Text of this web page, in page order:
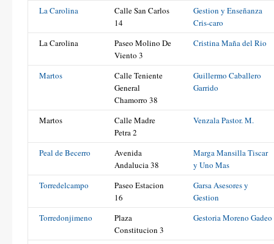
La Carolina
Calle San Carlos
14
Gestion y Enseñanza
Cris-caro
La Carolina
Paseo Molino De
Viento 3
Cristina Maña del Rio
Martos
Calle Teniente
General
Chamorro 38
Guillermo Caballero
Garrido
Martos
Calle Madre
Petra 2
Venzala Pastor. M.
Peal de Becerro
Avenida
Andalucia 38
Marga Mansilla Tiscar
y Uno Mas
Torredelcampo
Paseo Estacion
16
Garsa Asesores y
Gestion
Torredonjimeno
Plaza
Constitucion 3
Gestoria Moreno Gadeo